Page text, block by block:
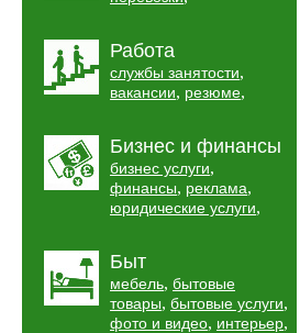
Работа
службы занятости,
вакансии, резюме,
Бизнес и финансы
бизнес услуги,
финансы, реклама,
юридические услуги,
Быт
мебель, бытовые
товары, бытовые услуги,
фото и видео, интерьер,